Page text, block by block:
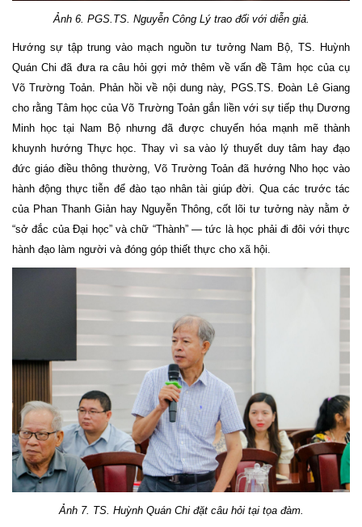
Ảnh 6. PGS.TS. Nguyễn Công Lý trao đổi với diễn giả.
Hướng sự tập trung vào mạch nguồn tư tưởng Nam Bộ, TS. Huỳnh
Quán Chi đã đưa ra câu hỏi gợi mở thêm về vấn đề Tâm học của cụ
Võ Trường Toản. Phản hồi về nội dung này, PGS.TS. Đoàn Lê Giang
cho rằng Tâm học của Võ Trường Toản gắn liền với sự tiếp thụ Dương
Minh học tại Nam Bộ nhưng đã được chuyển hóa mạnh mẽ thành
khuynh hướng Thực học. Thay vì sa vào lý thuyết duy tâm hay đạo
đức giáo điều thông thường, Võ Trường Toản đã hướng Nho học vào
hành động thực tiễn để đào tạo nhân tài giúp đời. Qua các trước tác
của Phan Thanh Giản hay Nguyễn Thông, cốt lõi tư tưởng này nằm ở
“sở đắc của Đại học” và chữ “Thành” — tức là học phải đi đôi với thực
hành đạo làm người và đóng góp thiết thực cho xã hội.
Ảnh 7. TS. Huỳnh Quán Chi đặt câu hỏi tại tọa đàm.